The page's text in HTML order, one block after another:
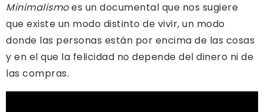
Minimalismoes un documental que nos sugiere
que existe un modo distinto de vivir, un modo
donde las personas están por encima de las cosas
y en el que la felicidad no depende del dinero ni de
las compras.